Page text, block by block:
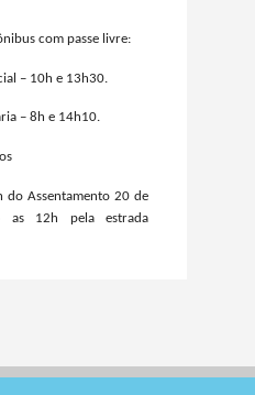
com passe livre:
– 10h e 13h30.
– 8h e 14h10.
do Assentamento 20 de
as 12h pela estrada